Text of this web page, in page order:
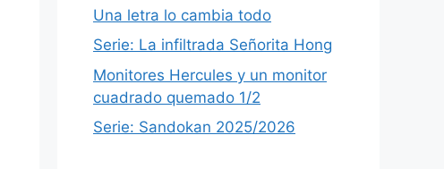
Una letra lo cambia todo
Serie: La infiltrada Señorita Hong
Monitores Hercules y un monitor
cuadrado quemado 1/2
Serie: Sandokan 2025/2026